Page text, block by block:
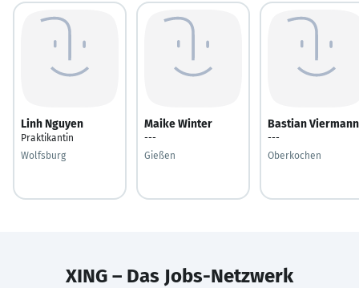
Linh Nguyen
Praktikantin
Wolfsburg
Maike Winter
---
Gießen
Bastian Viermann
---
Oberkochen
XING – Das Jobs-Netzwerk